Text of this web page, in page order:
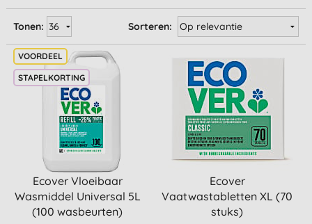
Sorteren:
Tonen:
STAPELKORTING
Ecover Vloeibaar
Wasmiddel Universal 5L
(100 wasbeurten)
Ecover
Vaatwastabletten XL (70
stuks)